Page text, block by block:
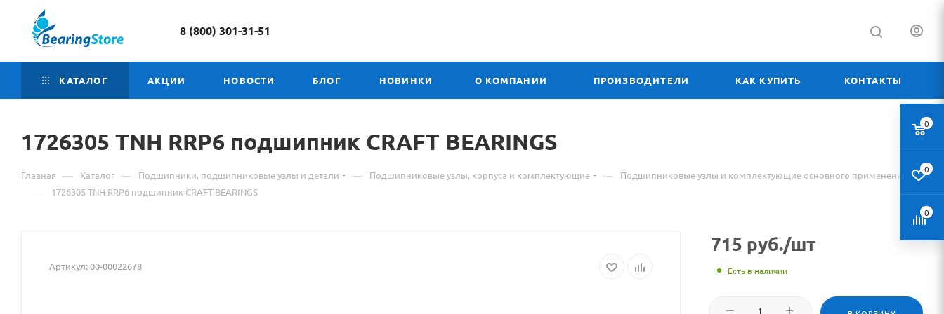
8 (800) 301-31-51
КАТАЛОГ АКЦИИ НОВОСТИ БЛОГ НОВИНКИ О КОМПАНИИ ПРОИЗВОДИТЕЛИ КАК КУПИТЬ КОНТАКТЫ
1726305 Материал
о
товаре
RRP6
TNH RRP6 подшипник CRAFT BEARINGS
Главная — Каталог — Подшипники, подшипниковые узлы и детали — Подшипниковые узлы, корпуса и комплектующие — Подшипниковые узлы и комплектующие основного применения
— 1726305 TNH RRP6 подшипник CRAFT BEARINGS
Артикул:00-00022678
715 руб./шт
Есть в наличии
0
0
0